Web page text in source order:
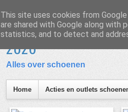
Homepage Inhoud
Schoen en Laars
2026
Alles over schoenen
Home Acties en outlets
This site uses cookies from
are shared with Google along with
statistics, and to detect and